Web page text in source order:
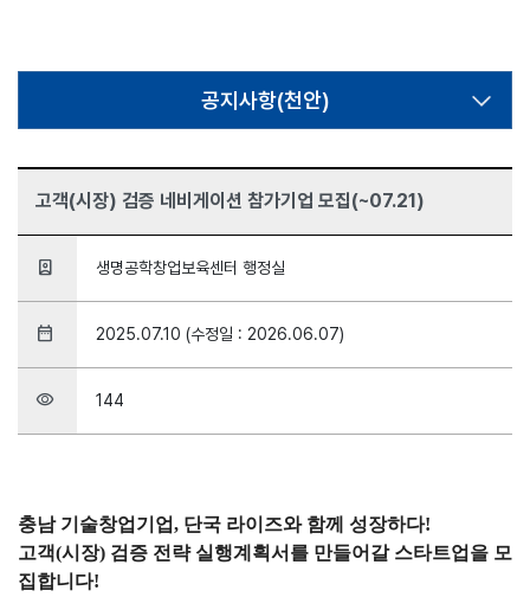
공지사항(천안)
고객(시장) 검증 네비게이션 참가기업 모집(~07.21)
person_book 생명공학창업보육센터 행정실
date_range 2025.07.10 (수정일 : 2026.06.07)
visibility 144
충남 기술창업기업, 단국 라이즈와 함께 성장하다!
고객(시장) 검증 전략 실행계획서를 만들어갈 스타트업을 모
집합니다!